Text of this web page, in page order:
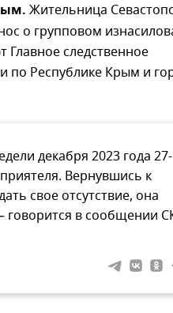
Жительница
о групповом
следственное
по Республике Крым и
декабря 2023 года 27-
Вернувшись к
свое отсутствие, она
говорится в сообщении